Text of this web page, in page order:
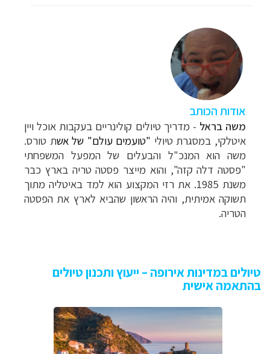
אודות הכותב
משה בראל - מדריך טיולים קולינריים בעקבות אוכל ויין
איטלקי, במסגרת טיולי "טועמים עולם" של אשת טורס.
משה הוא המנכ"ל והבעלים של המפעל המשפחתי
"פסטה דלה קזה", והוא מייצר פסטה טריה בארץ כבר
משנת 1985. את רזי המקצוע הוא למד באיטליה מתוך
תשוקה אמיתית, והיה הראשון שהביא לארץ את הפסטה
הטריה.
טיולים במדינות אירופה – ייעוץ ותכנון טיולים
בהתאמה אישית